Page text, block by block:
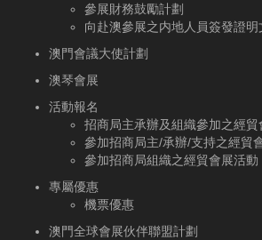
參展財務鼓勵計劃
向赴澳參展之内地人員簽發證明
澳門會議大使計劃
澳琴會展
活動報名
招商局主承辦及組織參加之經貿
參加招商局主/承辦/支持之經貿
參加招商局組織之經貿會展活動
專屬優惠
機票優惠
澳門全球會展伙伴聯盟計劃